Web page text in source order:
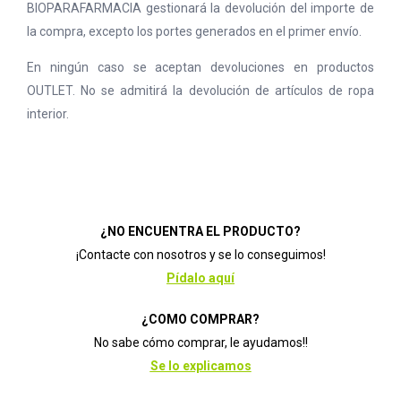
BIOPARAFARMACIA gestionará la devolución del importe de
la compra, excepto los portes generados en el primer envío.
En ningún caso se aceptan devoluciones en productos
OUTLET. No se admitirá la devolución de artículos de ropa
interior.
¿NO ENCUENTRA EL PRODUCTO?
¡Contacte con nosotros y se lo conseguimos!
Pídalo aquí
¿COMO COMPRAR?
No sabe cómo comprar, le ayudamos!!
Se lo explicamos